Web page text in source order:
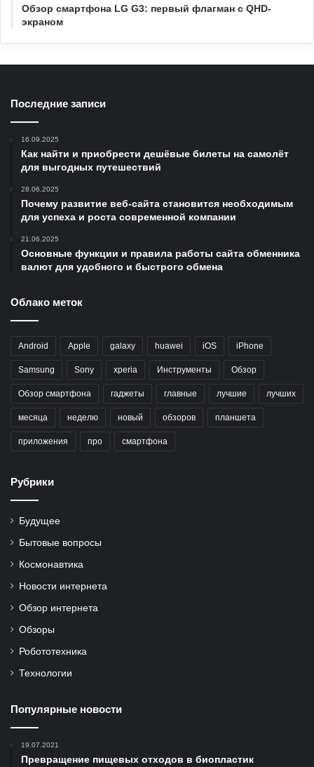
Обзор смартфона LG G3: первый флагман с QHD-
экраном
Последние записи
16.09.2025
Как найти и приобрести дешёвые билеты на самолёт
для выгодных путешествий
28.06.2025
Почему развитие веб-сайта становится необходимым
для успеха и роста современной компании
21.06.2025
Основные функции и правила работы сайта обменника
валют для удобного и быстрого обмена
Облако меток
Android Apple galaxy huawei iOS iPhone
Samsung Sony xperia Инструменты Обзор
Обзор смартфона гаджеты главные лучшие лучших
месяца неделю новый обзоров планшета
приложения про смартфона
Рубрики
Будущее
Бытовые вопросы
Космонавтика
Новости интернета
Обзор интернета
Обзоры
Робототехника
Технологии
Популярные новости
19.07.2021
Превращение пищевых отходов в биопластик